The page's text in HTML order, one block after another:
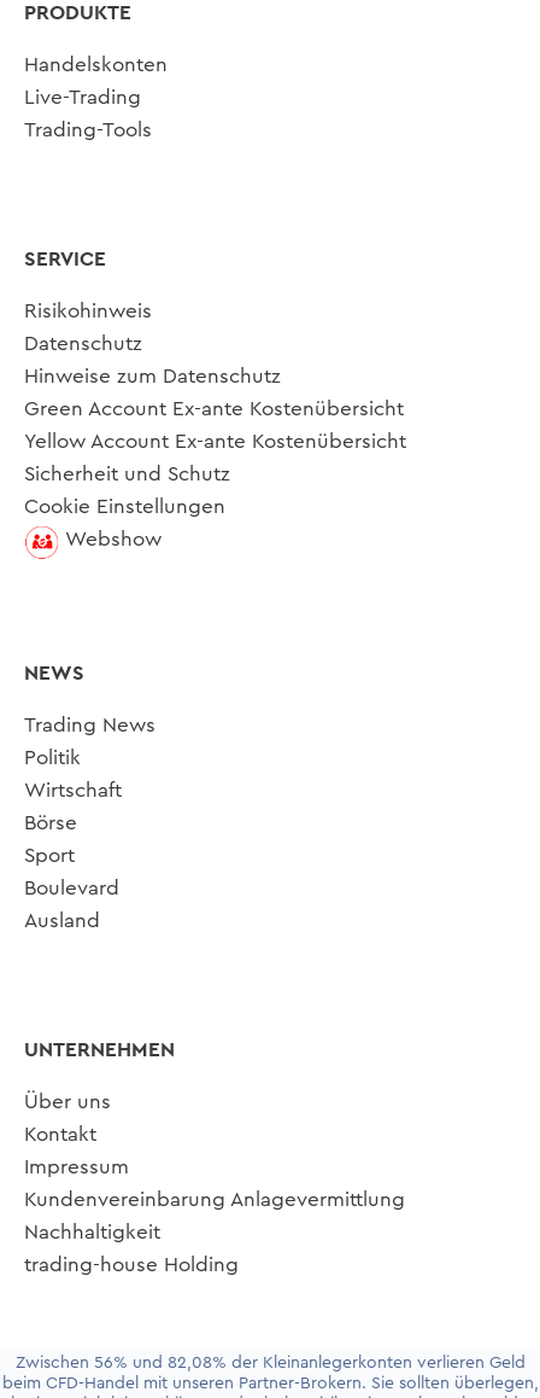
Zwischen 56% und 82,08% der Kleinanlegerkonten verlieren Geld
beim CFD-Handel mit unseren Partner-Brokern. Sie sollten überlegen,
PRODUKTE
Handelskonten
Live-Trading
Trading-Tools
SERVICE
Risikohinweis
Datenschutz
Hinweise zum Datenschutz
Green Account Ex-ante Kostenübersicht
Yellow Account Ex-ante Kostenübersicht
Sicherheit und Schutz
Cookie Einstellungen
Webshow
NEWS
Trading News
Politik
Wirtschaft
Börse
Sport
Boulevard
Ausland
UNTERNEHMEN
Über uns
Kontakt
Impressum
Kundenvereinbarung Anlagevermittlung
Nachhaltigkeit
trading-house Holding